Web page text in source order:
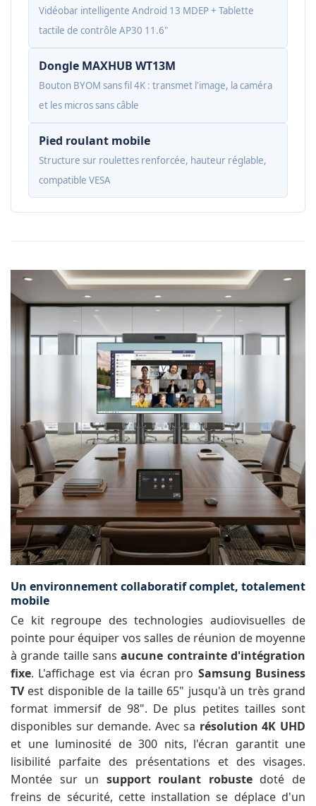
Vidéobar intelligente Android 13 MDEP + Tablette
tactile de contrôle AP30 11.6"
Dongle MAXHUB WT13M
Bouton BYOM sans fil 4K : transmet l'image, la caméra
et les micros sans câble
Pied roulant mobile
Structure sur roulettes renforcée, hauteur réglable,
compatible VESA
Un environnement collaboratif complet, totalement
mobile
Ce kit regroupe des technologies audiovisuelles de
pointe pour équiper vos salles de réunion de moyenne
à grande taille sansaucune contrainte d'intégration
fixe. L'affichage est via écran pro Samsung Business
TVest disponible de la taille 65" jusqu'à un très grand
format immersif de 98". De plus petites tailles sont
disponibles sur demande. Avec sa résolution 4K UHD
et une luminosité de 300 nits, l'écran garantit une
lisibilité parfaite des présentations et des visages.
Montée sur un support roulant robustedoté de
freins de sécurité, cette installation se déplace d'un